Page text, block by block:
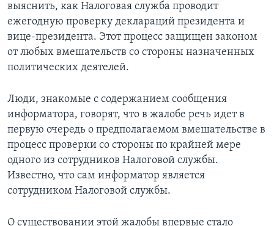
выяснить, как Налоговая служба проводит
ежегодную проверку деклараций президента и
вице-президента. Этот процесс защищен законом
от любых вмешательств со стороны назначенных
политических деятелей.
Люди, знакомые с содержанием сообщения
информатора, говорят, что в жалобе речь идет в
первую очередь о предполагаемом вмешательстве в
процесс проверки со стороны по крайней мере
одного из сотрудников Налоговой службы.
Известно, что сам информатор является
сотрудником Налоговой службы.
О существовании этой жалобы впервые стало